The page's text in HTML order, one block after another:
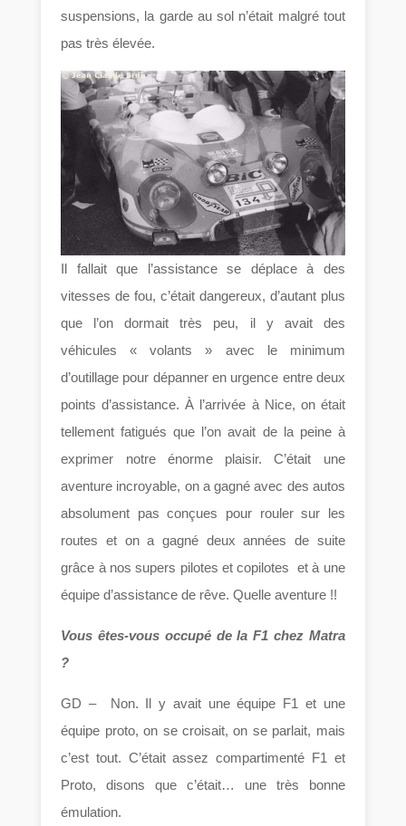
suspensions, la garde au sol n’était malgré tout
pas très élevée.
Il fallait que l’assistance se déplace à des
vitesses de fou, c’était dangereux, d’autant plus
que l’on dormait très peu, il y avait des
véhicules « volants » avec le minimum
d’outillage pour dépanner en urgence entre deux
points d’assistance. À l’arrivée à Nice, on était
tellement fatigués que l’on avait de la peine à
exprimer notre énorme plaisir. C’était une
aventure incroyable, on a gagné avec des autos
absolument pas conçues pour rouler sur les
routes et on a gagné deux années de suite
grâce à nos supers pilotes et copilotes et à une
équipe d’assistance de rêve. Quelle aventure !!
Vous êtes-vous occupé de la F1 chez Matra
?
GD – Non. Il y avait une équipe F1 et une
équipe proto, on se croisait, on se parlait, mais
c’est tout. C’était assez compartimenté F1 et
Proto, disons que c’était… une très bonne
émulation.